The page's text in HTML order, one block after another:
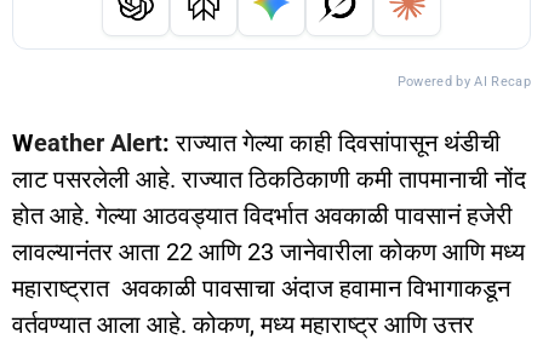
Powered by AI Recap
Weather Alert: राज्यात गेल्या काही दिवसांपासून थंडीची
लाट पसरलेली आहे. राज्यात ठिकठिकाणी कमी तापमानाची नोंद
होत आहे. गेल्या आठवड्यात विदर्भात अवकाळी पावसानं हजेरी
लावल्यानंतर आता 22 आणि 23 जानेवारीला कोकण आणि मध्य
महाराष्ट्रात अवकाळी पावसाचा अंदाज हवामान विभागाकडून
वर्तवण्यात आला आहे. कोकण, मध्य महाराष्ट्र आणि उत्तर